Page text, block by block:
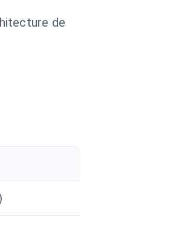
de